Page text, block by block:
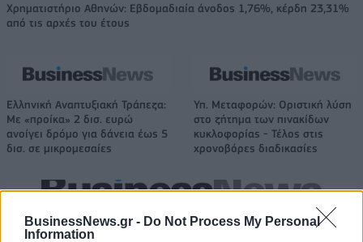
BusinessNews.gr - Do Not Process My Personal
Information
Χρηματιστήριο Αθηνών: Εβδομαδιαία άνοδος 1,76%, κέρδη 23,31%
από τις αρχές του έτους
Ελληνική Αναπτυξιακή Τράπεζα:
Με «προίκα» 2 δισ. ευρώ
ανοίγει δρόμο για δάνεια έως 5
δισ. σε μικρομεσαίες
Υπ. Μεταφορών: Οριστική λύση
στο ζήτημα των πινακίδων
κυκλοφορίας - Τέλος στις
χρονοβόρες διαδικασίες